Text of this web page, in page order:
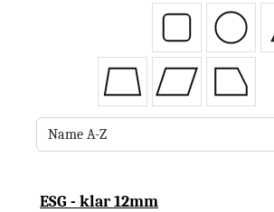
ESG - klar 12mm